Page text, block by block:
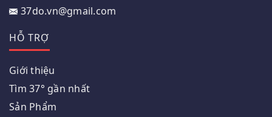
37do.vn@gmail.com
HỖ TRỢ
Giới thiệu
Tìm 37° gần nhất
Sản Phẩm